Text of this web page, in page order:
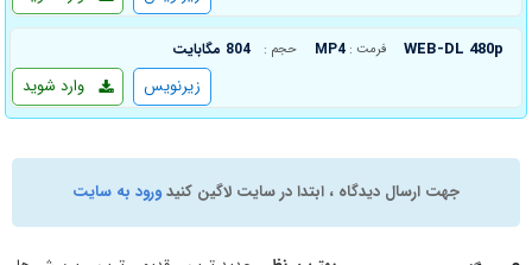
WEB-DL 480p فرمت : MP4 حجم : 804 مگابایت
وارد شوید زیرنویس
جهت ارسال دیدگاه ، ابتدا در سایت لاگین کنیدورود به سایت